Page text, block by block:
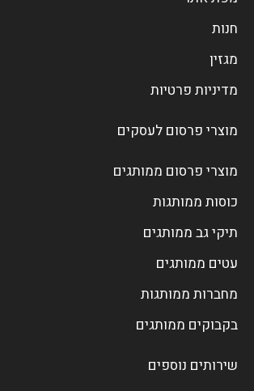
חנות
מגזין
מדיניות פרטיות
מוצרי פרסום לעסקים
מוצרי פרסום ממותגים
כוסות ממותגות
תיקי גב ממותגים
עטים ממותגים
מחברות ממותגות
בקבוקים ממותגים
שירותים נוספים